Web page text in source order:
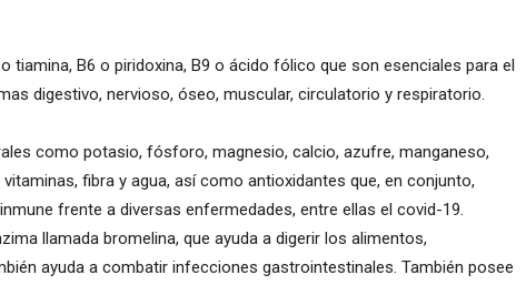
tiamina, B6 o piridoxina, B9 o ácido fólico que son esenciales para el
digestivo, nervioso, óseo, muscular, circulatorio y respiratorio.
como potasio, fósforo, magnesio, calcio, azufre, manganeso,
fibra y agua, así como antioxidantes que, en conjunto,
frente a diversas enfermedades, entre ellas el covid-19.
llamada bromelina, que ayuda a digerir los alimentos,
ayuda a combatir infecciones gastrointestinales. También posee